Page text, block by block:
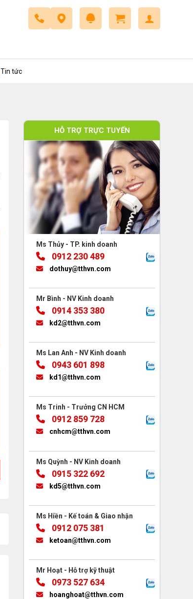
Tin tức
HỖ TRỢ TRỰC TUYẾN
Ms Thủy - TP. kinh doanh
0912 230 489
dothuy@tthvn.com
Mr Bình - NV Kinh doanh
0914 353 380
kd2@tthvn.com
Ms Lan Anh - NV Kinh doanh
0943 601 898
kd1@tthvn.com
Ms Trinh - Trưởng CN HCM
0912 859 728
cnhcm@tthvn.com
Ms Quỳnh - NV Kinh doanh
0915 322 692
kd5@tthvn.com
Ms Hiền - Kế toán & Giao nhận
0912 075 381
ketoan@tthvn.com
Mr Hoạt - Hỗ trợ kỹ thuật
0973 527 634
hoanghoat@tthvn.com